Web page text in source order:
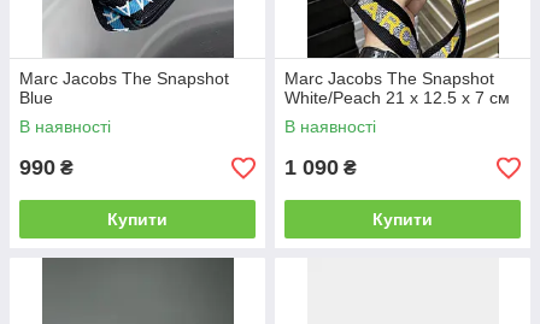
Marc Jacobs The Snapshot
Blue
В наявності
990 ₴
Купити
Marc Jacobs The Snapshot
White/Peach 21 х 12.5 х 7 см
В наявності
1 090 ₴
Купити